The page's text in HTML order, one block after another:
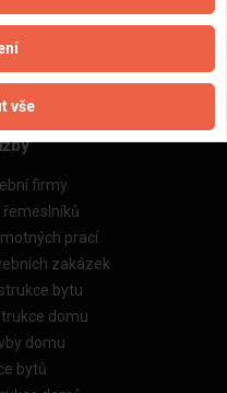
online
firmy
prací
zakázek
bytu
domu
domu
bytů
vše